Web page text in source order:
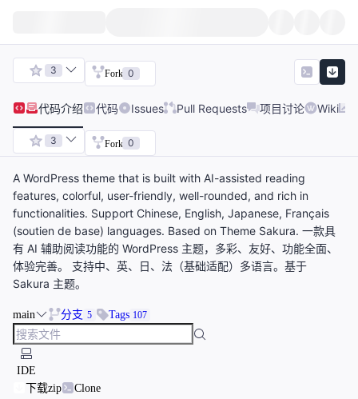
3 Fork 0
代码介绍 代码 Issues Pull Requests 项目讨论 Wiki
3 Fork 0
A WordPress theme that is built with AI-assisted reading
features, colorful, user-friendly, well-rounded, and rich in
functionalities. Support Chinese, English, Japanese, Français
(soutien de base) languages. Based on Theme Sakura. 一款具
有 AI 辅助阅读功能的 WordPress 主题，多彩、友好、功能全面、
体验完善。 支持中、英、日、法（基础适配）多语言。基于
Sakura 主题。
main 分支 5 Tags 107
IDE
下载zip
Clone